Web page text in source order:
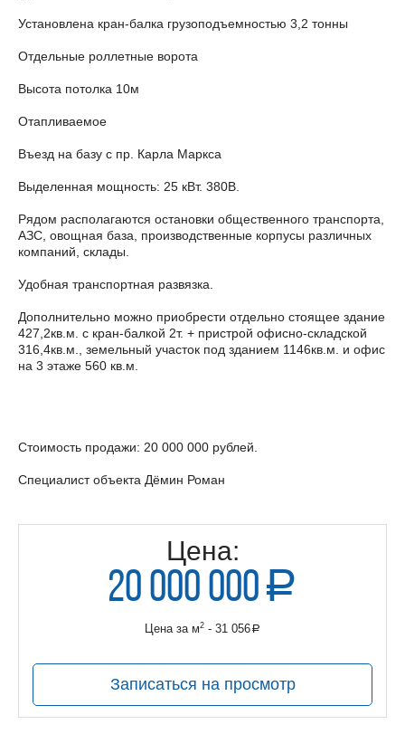
Установлена кран-балка грузоподъемностью 3,2 тонны
Отдельные роллетные ворота
Высота потолка 10м
Отапливаемое
Въезд на базу с пр. Карла Маркса
Выделенная мощность: 25 кВт. 380В.
Рядом располагаются остановки общественного транспорта,
АЗС, овощная база, производственные корпусы различных
компаний, склады.
Удобная транспортная развязка.
Дополнительно можно приобрести отдельно стоящее здание
427,2кв.м. с кран-балкой 2т. + пристрой офисно-складской
316,4кв.м., земельный участок под зданием 1146кв.м. и офис
на 3 этаже 560 кв.м.
Стоимость продажи: 20 000 000 рублей.
Специалист объекта Дёмин Роман
Цена:
20 000 000 a
руб.
Цена за м2 - 31 056 a
Записаться на просмотр